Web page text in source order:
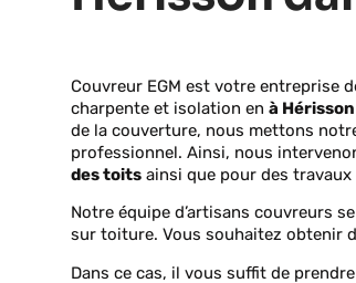
Couvreur EGM est votre entreprise
charpente et isolation en à
de la couverture, nous mettons
professionnel. Ainsi, nous
des toitsainsi que pour des travaux
Notre équipe d’artisans couvreurs
sur toiture. Vous souhaitez obtenir
Dans ce cas, il vous suffit de